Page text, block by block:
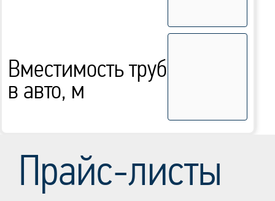
Вместимость труб
в авто, м
Прайс-листы